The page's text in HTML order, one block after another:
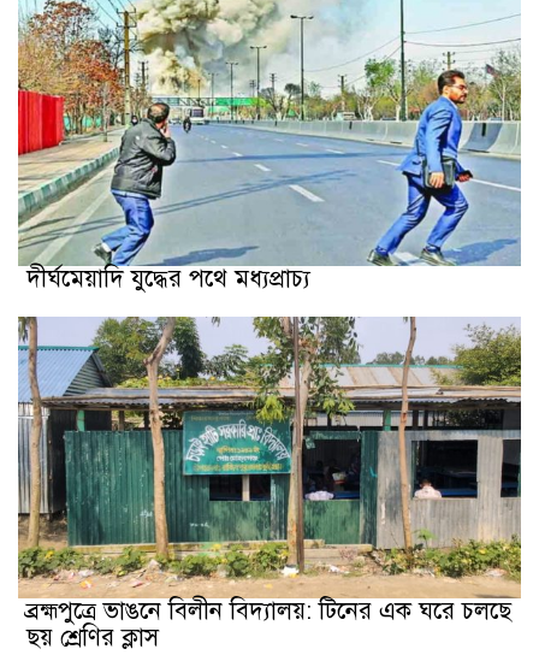
দীর্ঘমেয়াদি যুদ্ধের পথে মধ্যপ্রাচ্য
ব্রহ্মপুত্রে ভাঙনে বিলীন বিদ্যালয়: টিনের এক ঘরে চলছে
ছয় শ্রেণির ক্লাস